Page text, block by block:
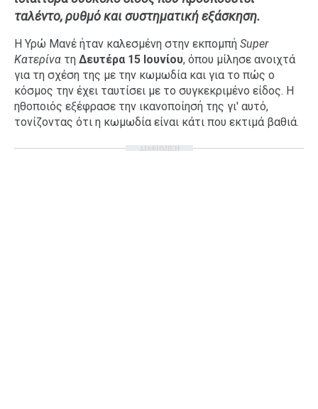
Ταξίδια
Style
Σπίτι
Family
Σχέσεις
ταλέντο, ρυθμό και συστηματική εξάσκηση.
Η Υρώ Μανέ ήταν καλεσμένη στην εκπομπή Super
Κατερίνα τη Δευτέρα 15 Ιουνίου, όπου μίλησε ανοιχτά
για τη σχέση της με την κωμωδία και για το πώς ο
κόσμος την έχει ταυτίσει με το συγκεκριμένο είδος. Η
ηθοποιός εξέφρασε την ικανοποίησή της γι' αυτό,
τονίζοντας ότι η κωμωδία είναι κάτι που εκτιμά βαθιά.
ΔΙΑΦΗΜΙΣΗ